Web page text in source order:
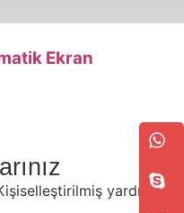
Ekran
yardım için